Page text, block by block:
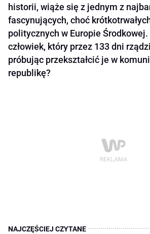
historii, wiąże się z jednym z
fascynujących, choć
politycznych w Europie Środkowej.
człowiek, który przez 133 dni
próbując przekształcić je w
republikę?